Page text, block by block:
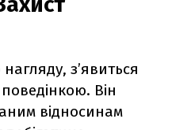
з’явиться
Він
відносинам